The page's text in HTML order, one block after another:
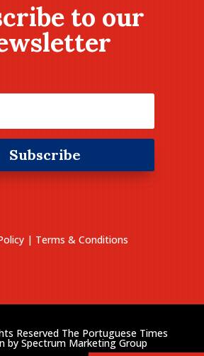
to our
Subscribe
| Terms & Conditions
Reserved The Portuguese Times
bySpectrum Marketing Group